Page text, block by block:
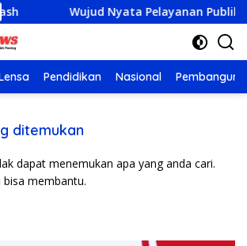
Wujud Nyata Pelayanan Publik :
Pendidikan Nasional
ditemukan
dapat menemukan apa yang anda cari.
bisa membantu.